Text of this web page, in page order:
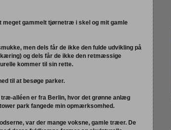
meget gammelt tjørnetræ i skel og mit gamle
men dels får de ikke den fulde udvikling på
og dels får de ikke den retmæssige
kommer til sin rette.
til at besøge parker.
alléen er fra Berlin, hvor det grønne anlæg
park fangede min opmærksomhed.
var der mange voksne, gamle træer. De